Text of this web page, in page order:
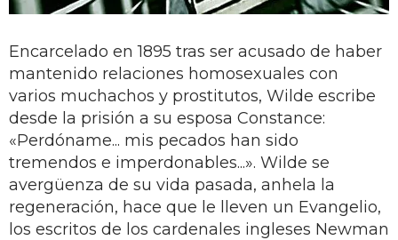
Encarcelado en 1895 tras ser acusado de haber
mantenido relaciones homosexuales con
varios muchachos y prostitutos, Wilde escribe
desde la prisión a su esposa Constance:
«Perdóname... mis pecados han sido
tremendos e imperdonables...». Wilde se
avergüenza de su vida pasada, anhela la
regeneración, hace que le lleven un Evangelio,
los escritos de los cardenales ingleses Newman